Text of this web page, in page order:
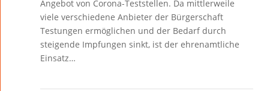
Angebot von Corona-Teststellen. Da mittlerweile
viele verschiedene Anbieter der Bürgerschaft
Testungen ermöglichen und der Bedarf durch
steigende Impfungen sinkt, ist der ehrenamtliche
Einsatz…